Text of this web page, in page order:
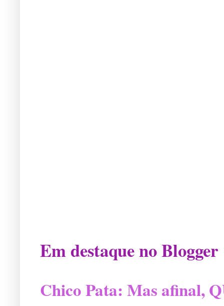
Em destaque no Blogger
Chico Pata: Mas afinal,